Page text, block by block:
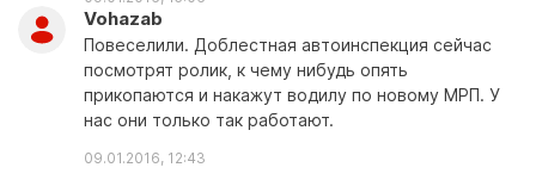
Vohazab
Повеселили. Доблестная автоинспекция сейчас
посмотрят ролик, к чему нибудь опять
прикопаются и накажут водилу по новому МРП. У
нас они только так работают.
09.01.2016, 12:43